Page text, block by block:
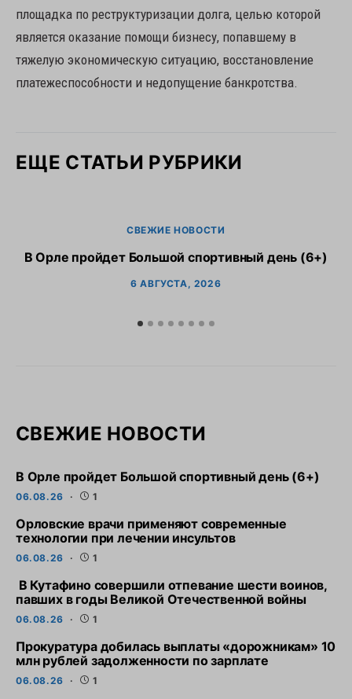
площадка по реструктуризации долга, целью которой
является оказание помощи бизнесу, попавшему в
тяжелую экономическую ситуацию, восстановление
платежеспособности и недопущение банкротства.
ЕЩЕ СТАТЬИ РУБРИКИ
СВЕЖИЕ НОВОСТИ
В Орле пройдет Большой спортивный день (6+)
6 АВГУСТА, 2026
СВЕЖИЕ НОВОСТИ
В Орле пройдет Большой спортивный день (6+)
06.08.26 1
Орловские врачи применяют современные
технологии при лечении инсультов
06.08.26 1
В Кутафино совершили отпевание шести воинов,
павших в годы Великой Отечественной войны
06.08.26 1
Прокуратура добилась выплаты «дорожникам» 10
млн рублей задолженности по зарплате
06.08.26 1